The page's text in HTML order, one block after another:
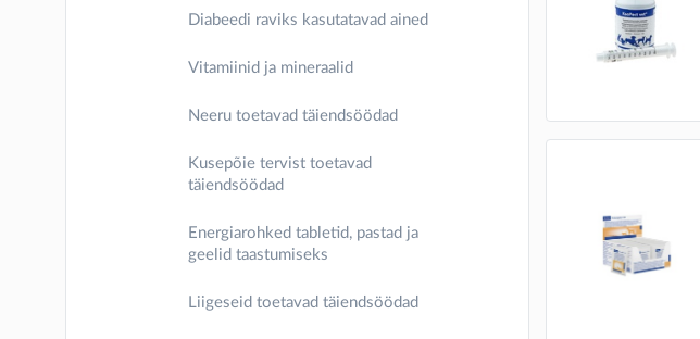
Diabeedi raviks kasutatavad ained
Vitamiinid ja mineraalid
Neeru toetavad täiendsöödad
Kusepõie tervist toetavad
täiendsöödad
Energiarohked tabletid, pastad ja
geelid taastumiseks
Liigeseid toetavad täiendsöödad